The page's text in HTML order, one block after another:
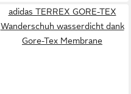
adidas TERREX GORE-TEX
Wanderschuh wasserdicht dank
Gore-Tex Membrane